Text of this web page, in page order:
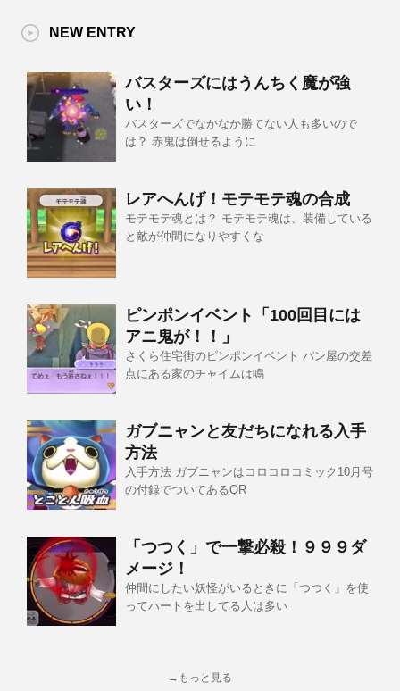
NEW ENTRY
バスターズにはうんちく魔が強
い！
バスターズでなかなか勝てない人も多いので
は？ 赤鬼は倒せるように
レアへんげ！モテモテ魂の合成
モテモテ魂とは？ モテモテ魂は、装備している
と敵が仲間になりやすくな
ピンポンイベント「100回目には
アニ鬼が！！」
さくら住宅街のピンポンイベント パン屋の交差
点にある家のチャイムは鳴
ガブニャンと友だちになれる入手
方法
入手方法 ガブニャンはコロコロコミック10月号
の付録でついてあるQR
「つつく」で一撃必殺！９９９ダ
メージ！
仲間にしたい妖怪がいるときに「つつく」を使
ってハートを出してる人は多い
→もっと見る